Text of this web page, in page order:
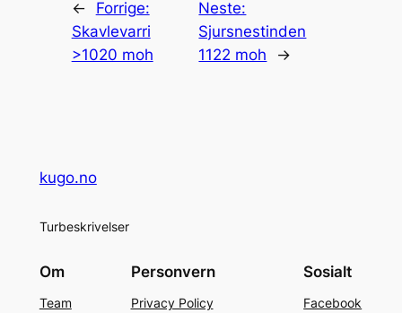
←
Forrige:
Skavlevarri
>1020 moh
Neste:
Sjursnestinden
1122 moh
→
kugo.no
Turbeskrivelser
Om
Team
Personvern
Privacy Policy
Sosialt
Facebook